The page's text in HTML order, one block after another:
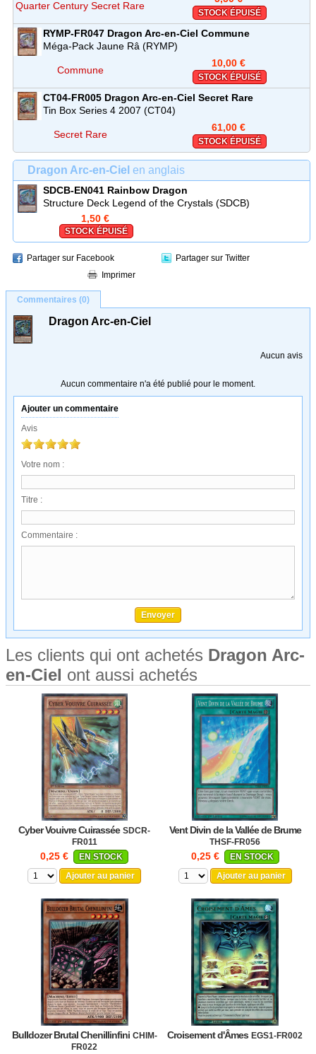
Quarter Century Secret Rare
STOCK ÉPUISÉ
RYMP-FR047 Dragon Arc-en-Ciel Commune
Méga-Pack Jaune Râ (RYMP)
Commune
10,00 €
STOCK ÉPUISÉ
CT04-FR005 Dragon Arc-en-Ciel Secret Rare
Tin Box Series 4 2007 (CT04)
Secret Rare
61,00 €
STOCK ÉPUISÉ
Dragon Arc-en-Ciel en anglais
SDCB-EN041 Rainbow Dragon
Structure Deck Legend of the Crystals (SDCB)
1,50 €
STOCK ÉPUISÉ
Partager sur Facebook
Partager sur Twitter
Imprimer
Commentaires (0)
Dragon Arc-en-Ciel
Aucun avis
Aucun commentaire n'a été publié pour le moment.
Ajouter un commentaire
Avis
Votre nom :
Titre :
Commentaire :
Les clients qui ont achetés Dragon Arc-
en-Ciel ont aussi achetés
Cyber Vouivre Cuirassée SDCR-
FR011
0,25 €
EN STOCK
Ajouter au panier
Vent Divin de la Vallée de Brume
THSF-FR056
0,25 €
EN STOCK
Ajouter au panier
Bulldozer Brutal Chenillinfini CHIM-
FR022
Croisement d'Âmes EGS1-FR002